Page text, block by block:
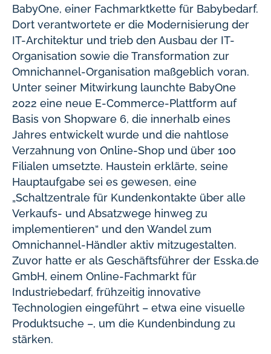
BabyOne, einer Fachmarktkette für Babybedarf.
Dort verantwortete er die Modernisierung der
IT-Architektur und trieb den Ausbau der IT-
Organisation sowie die Transformation zur
Omnichannel-Organisation maßgeblich voran.
Unter seiner Mitwirkung launchte BabyOne
2022 eine neue E-Commerce-Plattform auf
Basis von Shopware 6, die innerhalb eines
Jahres entwickelt wurde und die nahtlose
Verzahnung von Online-Shop und über 100
Filialen umsetzte. Haustein erklärte, seine
Hauptaufgabe sei es gewesen, eine
„Schaltzentrale für Kundenkontakte über alle
Verkaufs- und Absatzwege hinweg zu
implementieren“ und den Wandel zum
Omnichannel-Händler aktiv mitzugestalten.
Zuvor hatte er als Geschäftsführer der Esska.de
GmbH, einem Online-Fachmarkt für
Industriebedarf, frühzeitig innovative
Technologien eingeführt – etwa eine visuelle
Produktsuche –, um die Kundenbindung zu
stärken.